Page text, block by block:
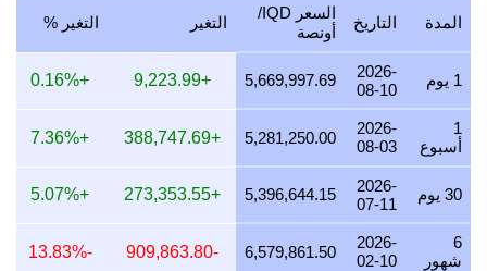
30 يوليو 2026 5,369,441.16
158,126.82
29 يوليو 2026 5,303,643.72
170,512.15
156,189.13
28 يوليو 2026 5,281,859.84
169,811.79
155,547.60
27 يوليو 2026 5,346,938.78
171,904.08
157,464.14
26 يوليو 2026 5,305,366.09
5,305,366.09
170,567.52
24 يوليو 2026 5,323,577.39
171,153.01
156,776.16
المدة التاريخ
السعر IQD/
أونصة
التغير التغير %
1 يوم
2026-
08-10
5,669,997.69
+9,223.99
+0.16%
1
أسبوع
2026-
08-03
5,281,250.00
+388,747.69
+7.36%
30 يوم
2026-
07-11
5,396,644.15
+273,353.55
+5.07%
6
شهور
2026-
02-10
6,579,861.50
-909,863.80
-13.83%